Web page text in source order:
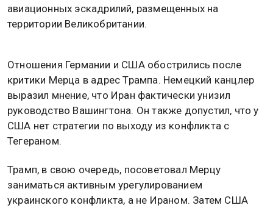
авиационных эскадрилий, размещенных на
территории Великобритании.
Отношения Германии и США обострились после
критики Мерца в адрес Трампа. Немецкий канцлер
выразил мнение, что Иран фактически унизил
руководство Вашингтона. Он также допустил, что у
США нет стратегии по выходу из конфликта с
Тегераном.
Трамп, в свою очередь, посоветовал Мерцу
заниматься активным урегулированием
украинского конфликта, а не Ираном. Затем США